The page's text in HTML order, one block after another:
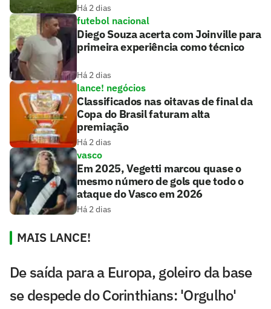
Há 2 dias
futebol nacional
Diego Souza acerta com Joinville para
primeira experiência como técnico
Há 2 dias
lance! negócios
Classificados nas oitavas de final da
Copa do Brasil faturam alta
premiação
Há 2 dias
vasco
Em 2025, Vegetti marcou quase o
mesmo número de gols que todo o
ataque do Vasco em 2026
Há 2 dias
MAIS LANCE!
De saída para a Europa, goleiro da base
se despede do Corinthians: 'Orgulho'